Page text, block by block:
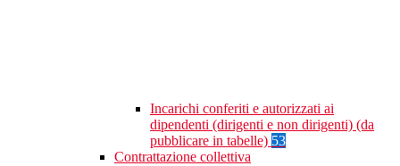
Incarichi conferiti e autorizzati ai
dipendenti (dirigenti e non dirigenti) (da
pubblicare in tabelle) 53
Contrattazione collettiva